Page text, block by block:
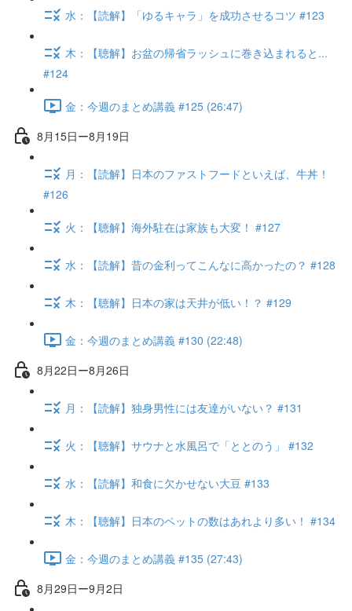
水：【読解】「ゆるキャラ」を成功させるコツ #123
木：【聴解】お盆の帰省ラッシュに巻き込まれると...
#124
金：今週のまとめ講義 #125 (26:47)
8月15日ー8月19日
月：【読解】日本のファストフードといえば、牛丼！
#126
火：【聴解】海外駐在は家族も大変！ #127
水：【読解】昔の金利ってこんなに高かったの？ #128
木：【聴解】日本の家は天井が低い！？ #129
金：今週のまとめ講義 #130 (22:48)
8月22日ー8月26日
月：【読解】独身男性には友達がいない？ #131
火：【聴解】サウナと水風呂で「ととのう」 #132
水：【読解】和食に欠かせない大豆 #133
木：【聴解】日本のペットの数はあれより多い！ #134
金：今週のまとめ講義 #135 (27:43)
8月29日ー9月2日